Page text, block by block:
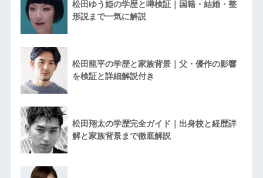
松田ゆう姫の学歴と噂検証｜国籍・結婚・整
形説まで一気に解説
松田龍平の学歴と家族背景｜父・優作の影響
を検証と詳細解説付き
松田翔太の学歴完全ガイド｜出身校と経歴詳
解と家族背景まで徹底解説